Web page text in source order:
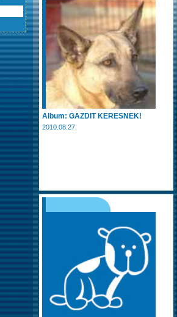
Album: GAZDIT KERESNEK!
2010.08.27.